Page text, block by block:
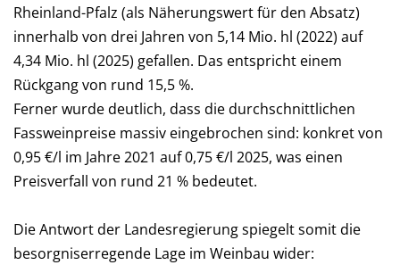
Rheinland-Pfalz (als Näherungswert für den Absatz)
innerhalb von drei Jahren von 5,14 Mio. hl (2022) auf
4,34 Mio. hl (2025) gefallen. Das entspricht einem
Rückgang von rund 15,5 %.
Ferner wurde deutlich, dass die durchschnittlichen
Fassweinpreise massiv eingebrochen sind: konkret von
0,95 €/l im Jahre 2021 auf 0,75 €/l 2025, was einen
Preisverfall von rund 21 % bedeutet.
Die Antwort der Landesregierung spiegelt somit die
besorgniserregende Lage im Weinbau wider: